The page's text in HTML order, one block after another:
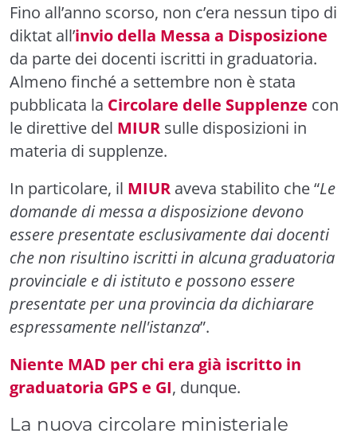
Fino all’anno scorso, non c’era nessun tipo di
diktat all’invio della Messa a Disposizione
da parte dei docenti iscritti in graduatoria.
Almeno finché a settembre non è stata
pubblicata la Circolare delle Supplenze con
le direttive del MIUR sulle disposizioni in
materia di supplenze.
In particolare, il MIUR aveva stabilito che “Le
domande di messa a disposizione devono
essere presentate esclusivamente dai docenti
che non risultino iscritti in alcuna graduatoria
provinciale e di istituto e possono essere
presentate per una provincia da dichiarare
espressamente nell'istanza”.
Niente MAD per chi era già iscritto in
graduatoria GPS e GI, dunque.
La nuova circolare ministeriale